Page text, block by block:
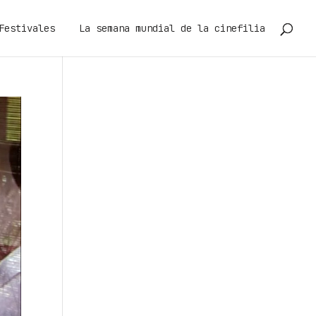
La semana mundial de la cinefilia